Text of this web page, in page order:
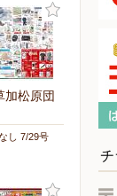
加松原団
し 7/29号
チ